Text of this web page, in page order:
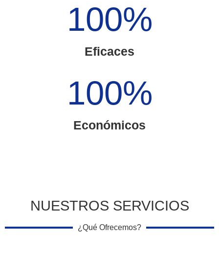
Eficaces
100%
Económicos
100%
NUESTROS SERVICIOS
¿Qué Ofrecemos?